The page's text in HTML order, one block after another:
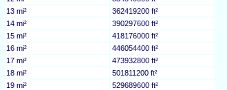
13 mi²
362419200 ft²
14 mi²
390297600 ft²
15 mi²
418176000 ft²
16 mi²
446054400 ft²
17 mi²
473932800 ft²
18 mi²
501811200 ft²
19 mi²
529689600 ft²